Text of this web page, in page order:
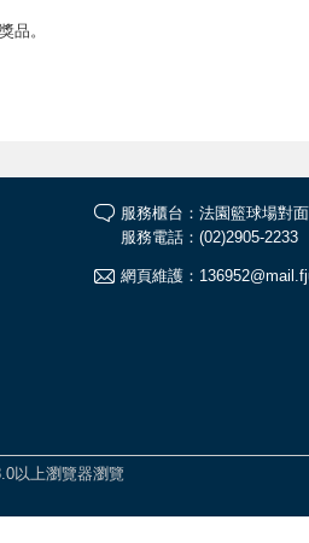
品。
服務櫃台：法園籃球場對面
服務電話：(02)2905-2233
網頁維護：
以上瀏覽器瀏覽